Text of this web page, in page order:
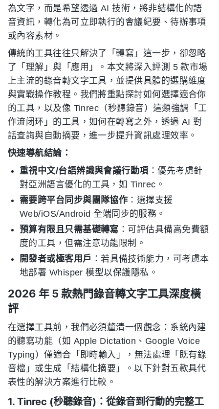
為文字，而是希望透過 AI 技術，將非結構化的語
音資訊，轉化為可立即執行的會議紀要、待辦事項
或內容素材。
傳統的工具往往只解決了「轉寫」這一步，卻忽略
了「理解」與「應用」。本文將深入評測 5 款市場
上主流的錄音轉文字工具，並提供具體的選購維度
與實戰操作教程。我們將重點探討如何選擇適合你
的工具，以及像 Tinrec（秒聽錄音）這類強調「工
作流闭环」的工具，如何在轉寫之外，透過 AI 對
話查詢與自動摘要，進一步提升資訊處理效率。
快速導航結論：
重視中文/台語辨識與會議行動項 ：優先考慮針
對亞洲語言優化的工具，如 Tinrec。
需要跨平台同步與團隊協作 ：選擇支援
Web/iOS/Android 全端同步的服務。
預算有限且只需基礎轉寫 ：可評估具備高免費額
度的工具，但需注意功能限制。
開發者或極客用戶 ：若具備技術能力，可考慮本
地部署 Whisper 模型以保護隱私。
2026 年 5 款熱門錄音轉文字工具深度橫
評
在選擇工具前，我們必須釐清一個觀念：系統內建
的聽寫功能（如 Apple Dictation、Google Voice
Typing）僅適合「即時輸入」，無法處理「既有錄
音檔」或生成「結構化摘要」。以下針對五款具代
表性的解決方案進行比較。
1. Tinrec (秒聽錄音)：從錄音到行動的完整工